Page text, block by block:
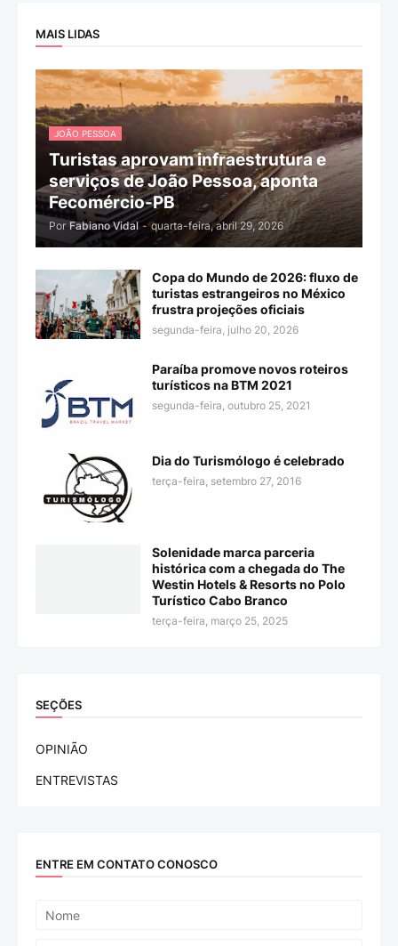
MAIS LIDAS
JOÃO PESSOA
Turistas aprovam infraestrutura e
serviços de João Pessoa, aponta
Fecomércio-PB
Por Fabiano Vidal - quarta-feira, abril 29, 2026
Copa do Mundo de 2026: fluxo de
turistas estrangeiros no México
frustra projeções oficiais
segunda-feira, julho 20, 2026
Paraíba promove novos roteiros
turísticos na BTM 2021
segunda-feira, outubro 25, 2021
Dia do Turismólogo é celebrado
terça-feira, setembro 27, 2016
Solenidade marca parceria
histórica com a chegada do The
Westin Hotels & Resorts no Polo
Turístico Cabo Branco
terça-feira, março 25, 2025
SEÇÕES
OPINIÃO
ENTREVISTAS
ENTRE EM CONTATO CONOSCO